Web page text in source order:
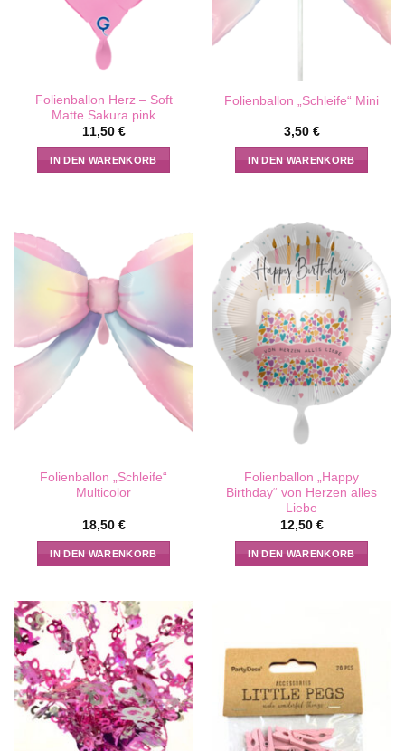
Folienballon Herz – Soft
Matte Sakura pink
11,50 €
IN DEN WARENKORB
Folienballon „Schleife“ Mini
3,50 €
IN DEN WARENKORB
Folienballon „Schleife“
Multicolor
18,50 €
IN DEN WARENKORB
Folienballon „Happy
Birthday“ von Herzen alles
Liebe
12,50 €
IN DEN WARENKORB